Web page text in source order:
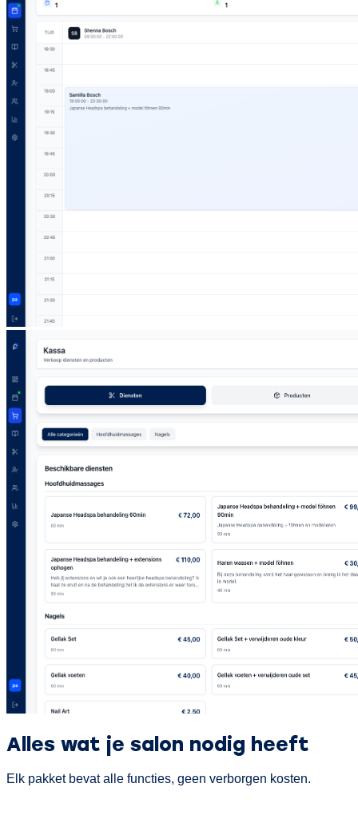
Alles wat je salon nodig heeft
Elk pakket bevat alle functies, geen verborgen kosten.